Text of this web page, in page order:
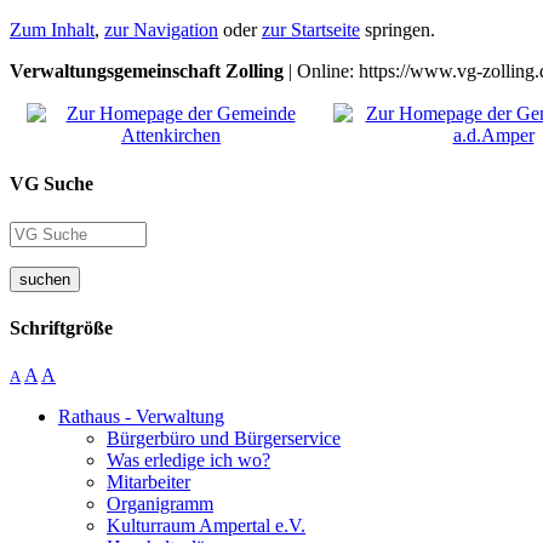
Zum Inhalt, zur Navigation oderzur Startseite springen.
Verwaltungsgemeinschaft Zolling | Online: https://www.vg-
VG Suche
suchen
Schriftgröße
A A A
Rathaus - Verwaltung
Bürgerbüro und Bürgerservice
Was erledige ich wo?
Mitarbeiter
Organigramm
Kulturraum Ampertal e.V.